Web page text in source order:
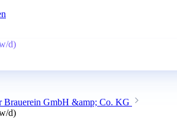
d)
GmbH &amp; Co. KG
d)